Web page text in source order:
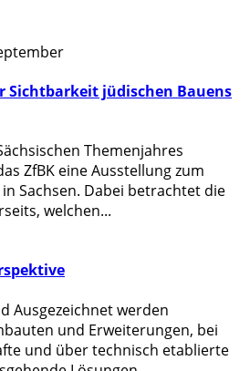
Sichtbarkeit jüdischen Bauens
Themenjahres
ZfBK eine Ausstellung zum
in Sachsen. Dabei betrachtet die
welchen...
Ausgezeichnet werden
und Erweiterungen, bei
und über technisch etablierte